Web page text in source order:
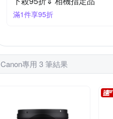
滿1件享95折
Canon專用 3 筆結果